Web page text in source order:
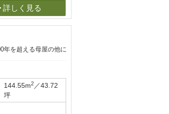
しく見る
を超える母屋の他に
144.55m2 ／43.72
坪